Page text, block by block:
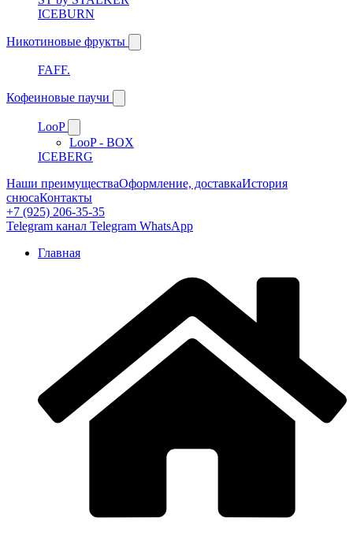
ICEBURN
Никотиновые фрукты
FAFF.
Кофеиновые паучи
LooP
LooP - BOX
ICEBERG
Наши преимуществаОформление, доставкаИстория
снюсаКонтакты
+7 (925) 206-35-35
Telegram канал Telegram WhatsApp
Главная